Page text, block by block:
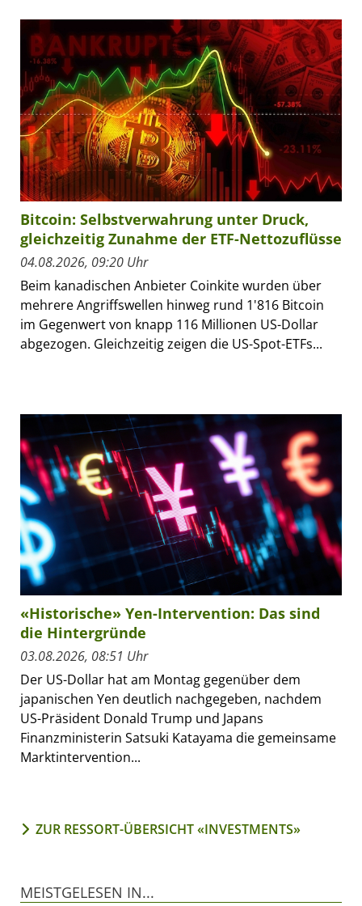
Bitcoin: Selbstverwahrung unter Druck,
gleichzeitig Zunahme der ETF-Nettozuflüsse
04.08.2026, 09:20 Uhr
Beim kanadischen Anbieter Coinkite wurden über
mehrere Angriffswellen hinweg rund 1'816 Bitcoin
im Gegenwert von knapp 116 Millionen US-Dollar
abgezogen. Gleichzeitig zeigen die US-Spot-ETFs...
«Historische» Yen-Intervention: Das sind
die Hintergründe
03.08.2026, 08:51 Uhr
Der US-Dollar hat am Montag gegenüber dem
japanischen Yen deutlich nachgegeben, nachdem
US-Präsident Donald Trump und Japans
Finanzministerin Satsuki Katayama die gemeinsame
Marktintervention...
ZUR RESSORT-ÜBERSICHT «INVESTMENTS»
MEISTGELESEN IN...